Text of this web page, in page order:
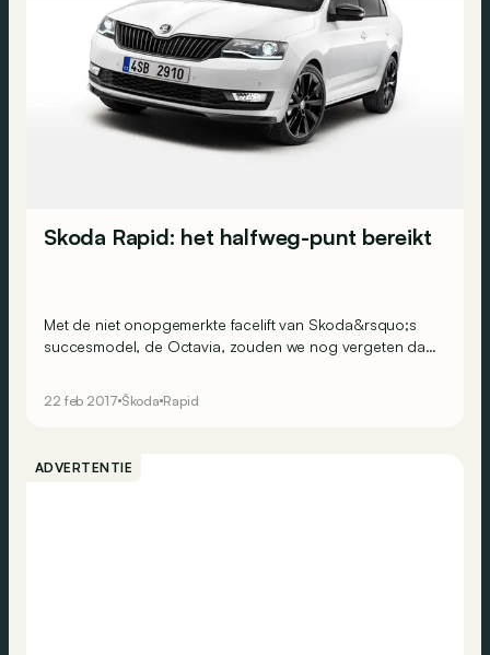
Skoda Rapid: het halfweg-punt bereikt
Met de niet onopgemerkte facelift van Skoda&rsquo;s
succesmodel, de Octavia, zouden we nog vergeten dat
rondrijden. Dat is al sinds 2012 het geval.
22 feb 2017 Škoda Rapid
ADVERTENTIE